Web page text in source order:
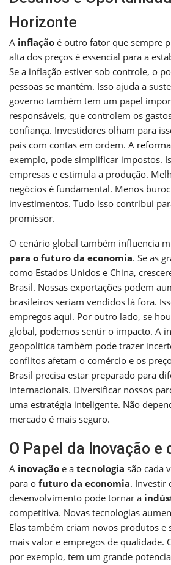
Horizonte
A inflação é outro fator que sempre
alta dos preços é essencial para a
Se a inflação estiver sob controle, o
pessoas se mantém. Isso ajuda a
governo também tem um papel
responsáveis, que controlem os
confiança. Investidores olham para
país com contas em ordem. A
exemplo, pode simplificar impostos.
empresas e estimula a produção.
negócios é fundamental. Menos
investimentos. Tudo isso contribui
promissor.
O cenário global também influencia
para o futuro da economia. Se as
como Estados Unidos e China,
Brasil. Nossas exportações podem
brasileiros seriam vendidos lá fora.
empregos aqui. Por outro lado, se
global, podemos sentir o impacto. A
geopolítica também pode trazer
conflitos afetam o comércio e os
Brasil precisa estar preparado para
internacionais. Diversificar nossos
uma estratégia inteligente. Não
mercado é mais seguro.
O Papel da Inovação e
A inovação e a tecnologia são cada
para o futuro da economia. Investir
desenvolvimento pode tornar a
competitiva. Novas tecnologias
Elas também criam novos produtos e
mais valor e empregos de qualidade.
por exemplo, tem um grande